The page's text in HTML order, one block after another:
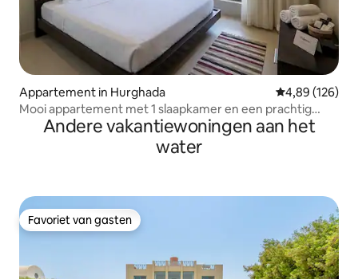
Appartement in Hurghada Gemiddelde
4,89 (126)
Mooi appartement met 1 slaapkamer en een prachtig
uitzicht in Tawila
Andere vakantiewoningen aan het
water
Favoriet van gasten
Favoriet van gasten